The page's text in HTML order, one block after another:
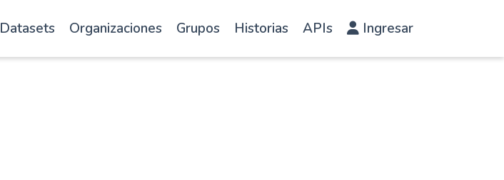
Datasets Organizaciones Grupos Historias APIs Ingresar